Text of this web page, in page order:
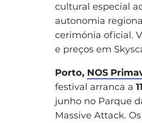
cultural especial
autonomia
cerimónia oficial.
e preços em
Porto, NOS
festival arranca a
junho no Parque
Massive Attack.